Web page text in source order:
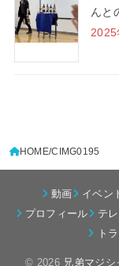
んと
2025
HOME CIMG0195
動画 イベン
プロフィール
テ
ト
© 2026 兄弟マジ